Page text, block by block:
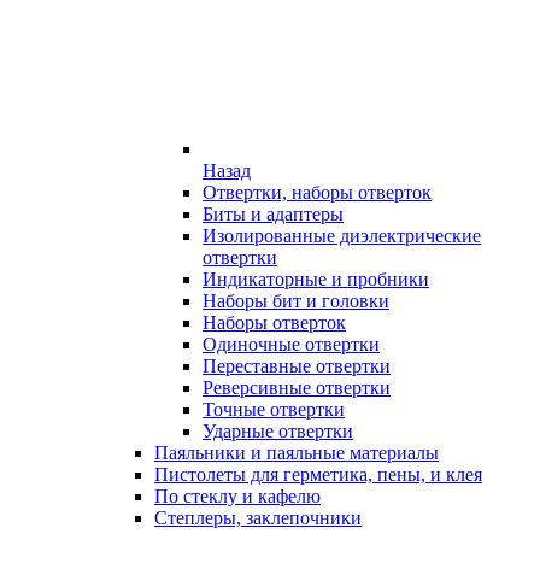
Назад
Отвертки, наборы отверток
Биты и адаптеры
Изолированные диэлектрические
отвертки
Индикаторные и пробники
Наборы бит и головки
Наборы отверток
Одиночные отвертки
Переставные отвертки
Реверсивные отвертки
Точные отвертки
Ударные отвертки
Паяльники и паяльные материалы
Пистолеты для герметика, пены, и клея
По стеклу и кафелю
Степлеры, заклепочники